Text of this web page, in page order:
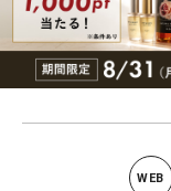
WEB